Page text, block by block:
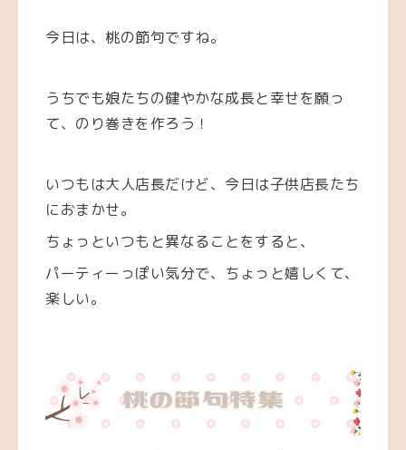
今日は、桃の節句ですね。
うちでも娘たちの健やかな成長と幸せを願っ
て、のり巻きを作ろう！
いつもは大人店長だけど、今日は子供店長たち
におまかせ。
ちょっといつもと異なることをすると、
パーティーっぽい気分で、ちょっと嬉しくて、
楽しい。